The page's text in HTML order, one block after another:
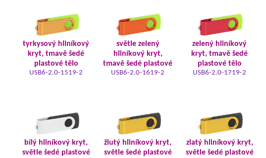
tyrkysový hliníkový
kryt, tmavě šedé
plastové tělo
USB6-2.0-1519-2
světle zelený
hliníkový kryt,
tmavě šedé plastové
USB6-2.0-1619-2
zelený hliníkový
kryt, tmavě šedé
plastové tělo
USB6-2.0-1719-2
bílý hliníkový kryt,
světle šedé plastové
žlutý hliníkový kryt,
světle šedé plastové
zlatý hliníkový kryt,
světle šedé plastové